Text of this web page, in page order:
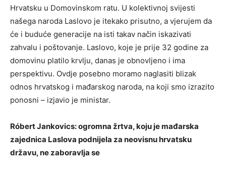
Hrvatsku u Domovinskom ratu. U kolektivnoj svijesti
našega naroda Laslovo je itekako prisutno, a vjerujem da
će i buduće generacije na isti takav način iskazivati
zahvalu i poštovanje. Laslovo, koje je prije 32 godine za
domovinu platilo krvlju, danas je obnovljeno i ima
perspektivu. Ovdje posebno moramo naglasiti blizak
odnos hrvatskog i mađarskog naroda, na koji smo izrazito
ponosni – izjavio je ministar.
Róbert Jankovics: ogromna žrtva, koju je mađarska
zajednica Laslova podnijela za neovisnu hrvatsku
državu, ne zaboravlja se